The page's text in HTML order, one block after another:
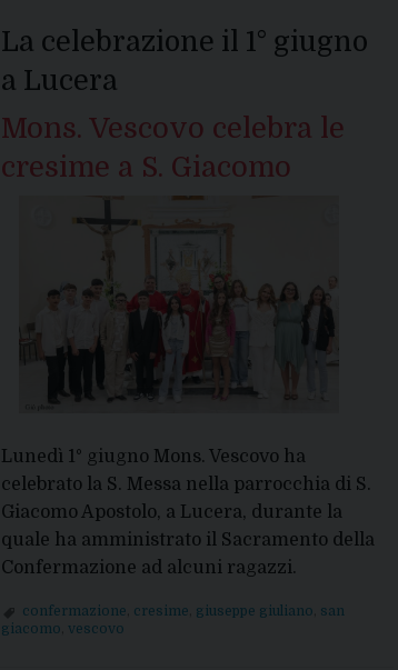
La celebrazione il 1° giugno
a Lucera
Mons. Vescovo celebra le
cresime a S. Giacomo
Lunedì 1° giugno Mons. Vescovo ha
celebrato la S. Messa nella parrocchia di S.
Giacomo Apostolo, a Lucera, durante la
quale ha amministrato il Sacramento della
Confermazione ad alcuni ragazzi.
confermazione cresime giuseppe giuliano san
giacomo vescovo